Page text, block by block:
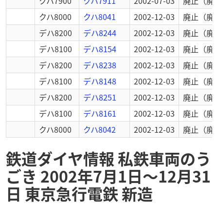
クハ8000
クハ8041 2002-12-03 廃止 （
デハ8200
デハ8244 2002-12-03 廃止 （
デハ8100
デハ8154 2002-12-03 廃止 （
デハ8200
デハ8238 2002-12-03 廃止 （
デハ8100
デハ8148 2002-12-03 廃止 （
デハ8200
デハ8251 2002-12-03 廃止 （
デハ8100
デハ8161 2002-12-03 廃止 （
クハ8000
クハ8042 2002-12-03 廃止 （
鉄道ダイヤ情報 私鉄車両のう
ごき 2002年7月1日～12月31
日 東京急行電鉄 新造